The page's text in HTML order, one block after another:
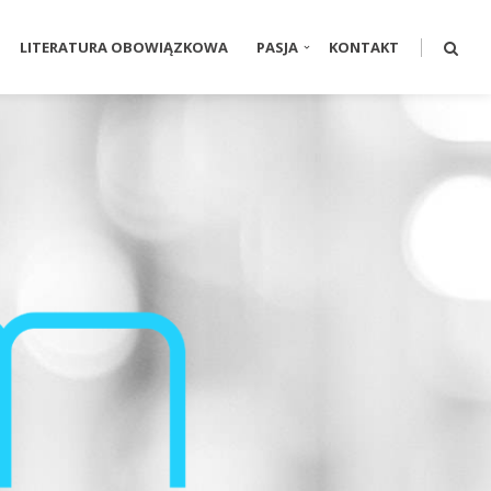
LITERATURA OBOWIĄZKOWA PASJA KONTAKT